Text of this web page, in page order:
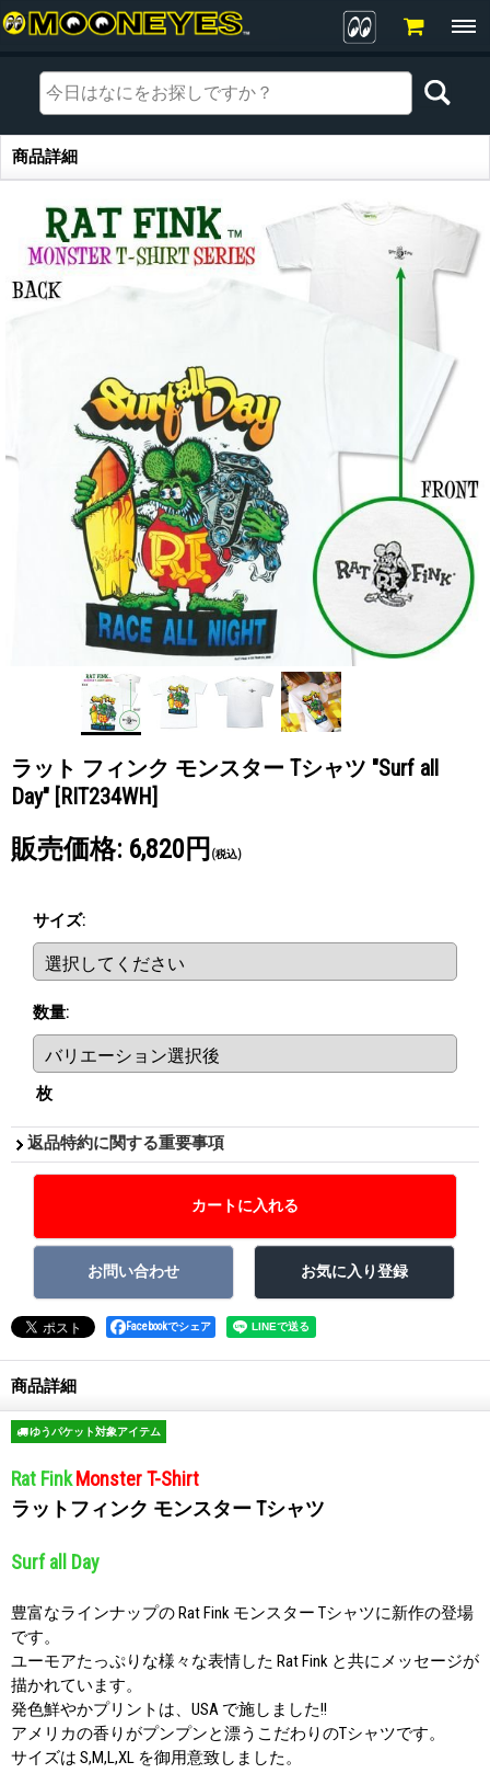
商品詳細
商品詳細
ラット フィンク モンスター Tシャツ "Surf all
Day" [RIT234WH]
販売価格: 6,820円 (税込)
サイズ:
数量:
枚
返品特約に関する重要事項
Facebookでシェア
商品詳細
ゆうパケット対象アイテム
Rat FinkMonster T-Shirt
ラットフィンク モンスター Tシャツ
Surf all Day
豊富なラインナップの Rat Fink モンスター Tシャツに新作の登場
です。
ユーモアたっぷりな様々な表情した Rat Fink と共にメッセージが
描かれています。
発色鮮やかプリントは、USA で施しました!!
アメリカの香りがプンプンと漂うこだわりのTシャツです。
サイズは S,M,L,XL を御用意致しました。